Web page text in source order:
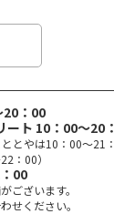
20：00
ート 10：00～20
とやは10：00～
：00）
00
ございます。
せください。